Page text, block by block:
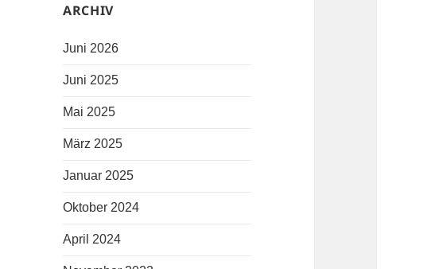
ARCHIV
Juni 2026
Juni 2025
Mai 2025
März 2025
Januar 2025
Oktober 2024
April 2024